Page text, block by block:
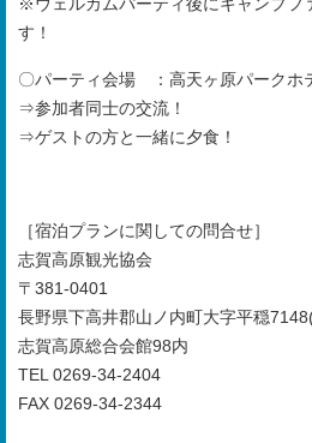
す！
〇パーティ会場 ：高天ヶ原パークホ
⇒参加者同士の交流！
⇒ゲストの方と一緒に夕食！
［宿泊プランに関しての問合せ］
志賀高原観光協会
〒381-0401
長野県下高井郡山ノ内町大字平穏
志賀高原総合会館98内
TEL 0269-34-2404
FAX 0269-34-2344